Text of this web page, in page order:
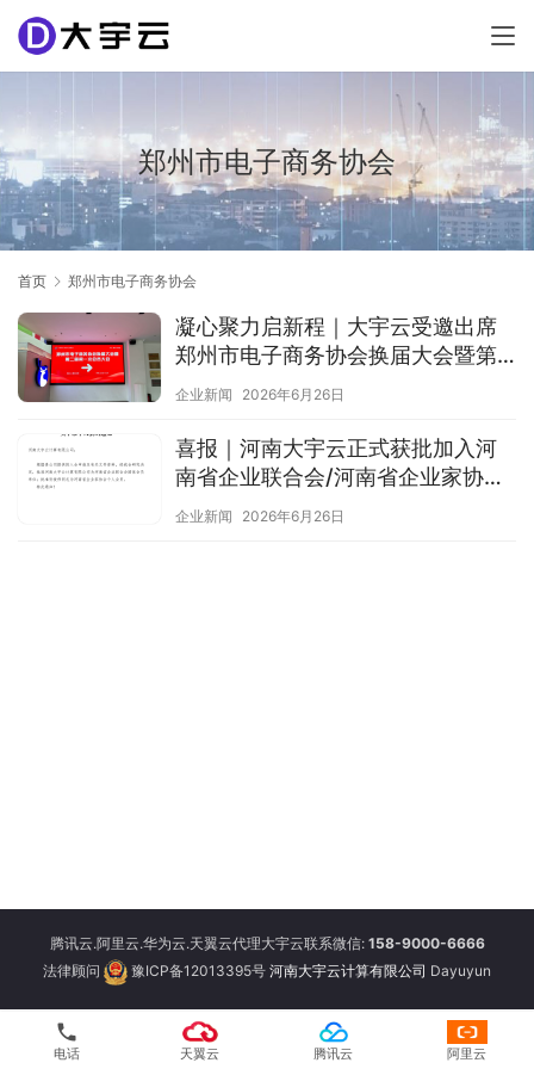
郑州市电子商务协会
首页 郑州市电子商务协会
凝心聚力启新程｜大宇云受邀出席
郑州市电子商务协会换届大会暨第
二届第一次会员大会
企业新闻 2026年6月26日
喜报｜河南大宇云正式获批加入河
南省企业联合会/河南省企业家协
会，以云技术赋能中原企业高质量
企业新闻 2026年6月26日
腾讯云.阿里云.华为云.天翼云代理大宇云联系微信: 158-9000-6666
法律顾问
豫ICP备12013395号 河南大宇云计算有限公司 Dayuyun
phone
电话 天翼云 腾讯云 阿里云